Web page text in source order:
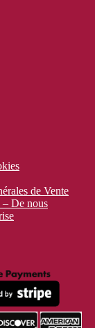
de Vente
De nous